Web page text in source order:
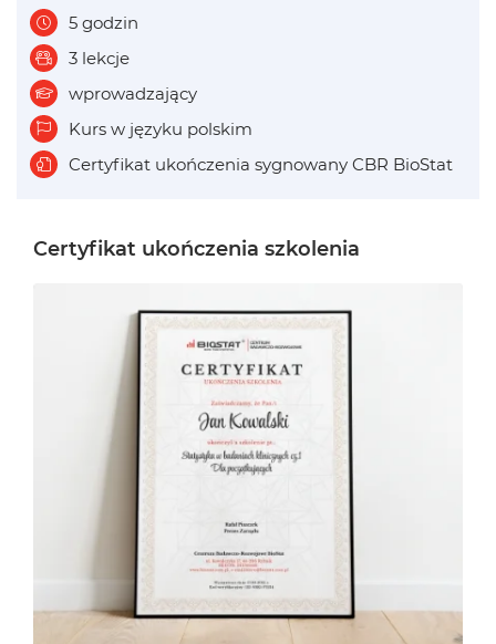
5 godzin
3 lekcje
wprowadzający
Kurs w języku polskim
Certyfikat ukończenia sygnowany CBR BioStat
Certyfikat ukończenia szkolenia